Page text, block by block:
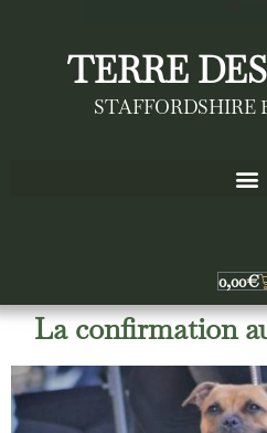
TERRE
STAFFORDSHIRE
0,00€
La confirmation